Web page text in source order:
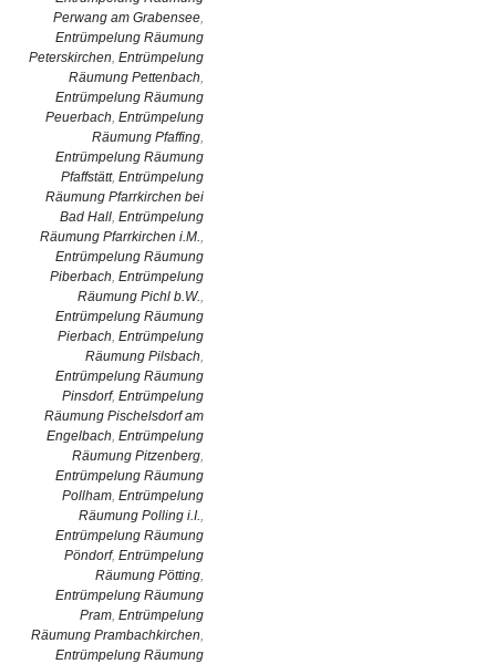
Perwang am Grabensee,
Entrümpelung Räumung
Peterskirchen, Entrümpelung
Räumung Pettenbach,
Entrümpelung Räumung
Peuerbach, Entrümpelung
Räumung Pfaffing,
Entrümpelung Räumung
Pfaffstätt, Entrümpelung
Räumung Pfarrkirchen bei
Bad Hall, Entrümpelung
Räumung Pfarrkirchen i.M.,
Entrümpelung Räumung
Piberbach, Entrümpelung
Räumung Pichl b.W.,
Entrümpelung Räumung
Pierbach, Entrümpelung
Räumung Pilsbach,
Entrümpelung Räumung
Pinsdorf, Entrümpelung
Räumung Pischelsdorf am
Engelbach, Entrümpelung
Räumung Pitzenberg,
Entrümpelung Räumung
Pollham, Entrümpelung
Räumung Polling i.I.,
Entrümpelung Räumung
Pöndorf, Entrümpelung
Räumung Pötting,
Entrümpelung Räumung
Pram, Entrümpelung
Räumung Prambachkirchen,
Entrümpelung Räumung